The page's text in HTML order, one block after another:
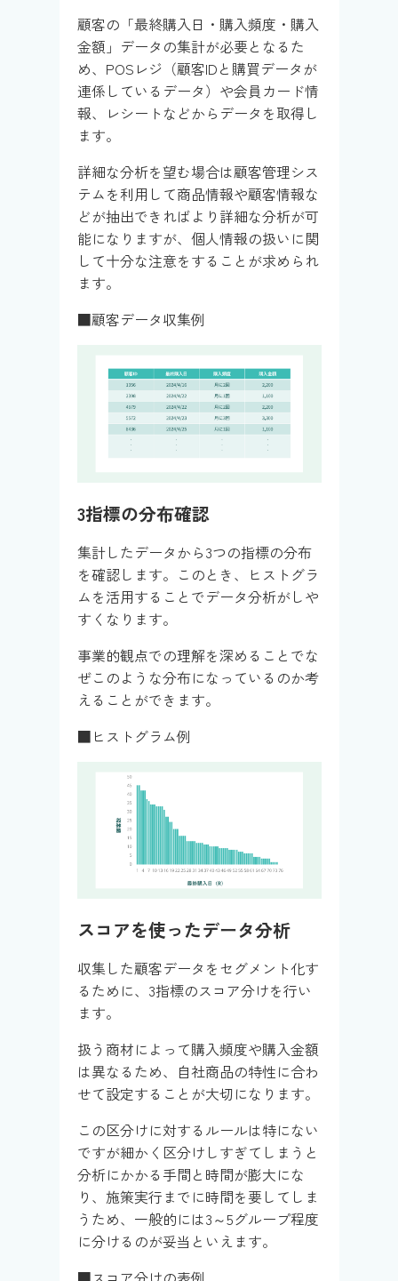
顧客の「最終購入日・購入頻度・購入
金額」データの集計が必要となるた
め、POSレジ（顧客IDと購買データが
連係しているデータ）や会員カード情
報、レシートなどからデータを取得し
ます。
詳細な分析を望む場合は顧客管理シス
テムを利用して商品情報や顧客情報な
どが抽出できればより詳細な分析が可
能になりますが、個人情報の扱いに関
して十分な注意をすることが求められ
ます。
■顧客データ収集例
3指標の分布確認
集計したデータから3つの指標の分布
を確認します。このとき、ヒストグラ
ムを活用することでデータ分析がしや
すくなります。
事業的観点での理解を深めることでな
ぜこのような分布になっているのか考
えることができます。
■ヒストグラム例
スコアを使ったデータ分析
収集した顧客データをセグメント化す
るために、3指標のスコア分けを行い
ます。
扱う商材によって購入頻度や購入金額
は異なるため、自社商品の特性に合わ
せて設定することが大切になります。
この区分けに対するルールは特にない
ですが細かく区分けしすぎてしまうと
分析にかかる手間と時間が膨大にな
り、施策実行までに時間を要してしま
うため、一般的には3～5グループ程度
に分けるのが妥当といえます。